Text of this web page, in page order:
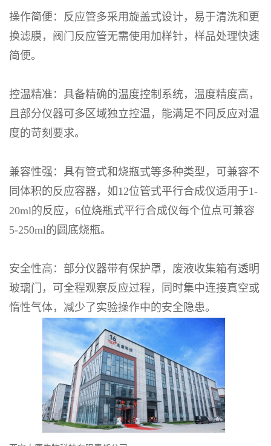
操作简便：反应管多采用旋盖式设计，易于清洗和更
换滤膜，阀门反应管无需使用加样针，样品处理快速
简便。
控温精准：具备精确的温度控制系统，温度精度高，
且部分仪器可多区域独立控温，能满足不同反应对温
度的苛刻要求。
兼容性强：具有管式和烧瓶式等多种类型，可兼容不
同体积的反应容器，如12位管式平行合成仪适用于1-
20ml的反应， 6位烧瓶式平行合成仪每个位点可兼容
5-250ml的圆底烧瓶。
安全性高：部分仪器带有保护罩，废液收集箱有透明
玻璃门，可全程观察反应过程，同时集中连接真空或
惰性气体，减少了实验操作中的安全隐患。